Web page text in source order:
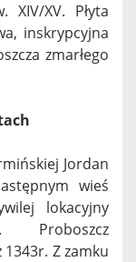
XIV/XV. Płyta
inskrypcyjna
zmarłego
Jordan
wieś
lokacyjny
Proboszcz
Z zamku